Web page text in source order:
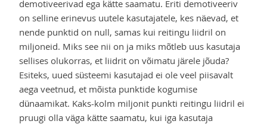
demotiveerivad ega kätte saamatu. Eriti demotiveeriv
on selline erinevus uutele kasutajatele, kes näevad, et
nende punktid on null, samas kui reitingu liidril on
miljoneid. Miks see nii on ja miks mõtleb uus kasutaja
sellises olukorras, et liidrit on võimatu järele jõuda?
Esiteks, uued süsteemi kasutajad ei ole veel piisavalt
aega veetnud, et mõista punktide kogumise
dünaamikat. Kaks-kolm miljonit punkti reitingu liidril ei
pruugi olla väga kätte saamatu, kui iga kasutaja